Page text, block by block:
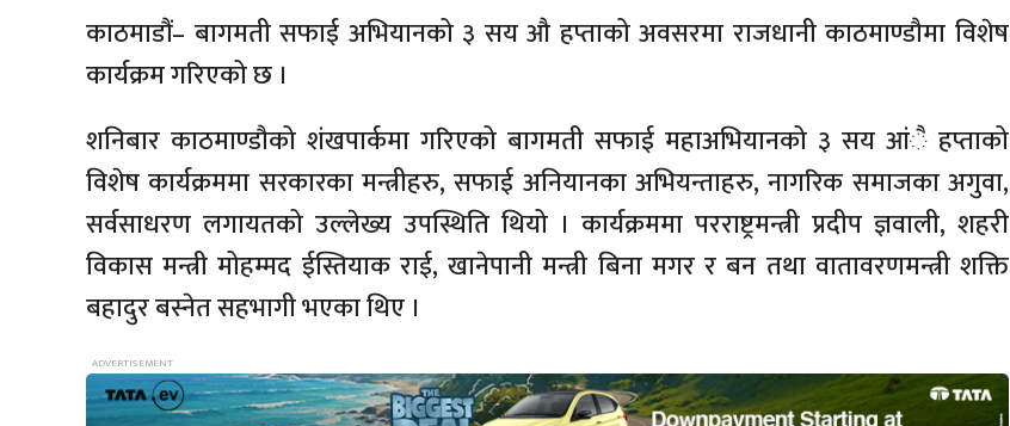
काठमाडौं– बागमती सफाई अभियानको ३ सय औ हप्ताको अवसरमा राजधानी काठमाण्डौमा विशेष
कार्यक्रम गरिएको छ ।
शनिबार काठमाण्डौको शंखपार्कमा गरिएको बागमती सफाई महाअभियानको ३ सय आंै हप्ताको
विशेष कार्यक्रममा सरकारका मन्त्रीहरु, सफाई अनियानका अभियन्ताहरु, नागरिक समाजका अगुवा,
सर्वसाधरण लगायतको उल्लेख्य उपस्थिति थियो । कार्यक्रममा परराष्ट्रमन्त्री प्रदीप ज्ञवाली, शहरी
विकास मन्त्री मोहम्मद ईस्तियाक राई, खानेपानी मन्त्री बिना मगर र बन तथा वातावरणमन्त्री शक्ति
बहादुर बस्नेत सहभागी भएका थिए ।